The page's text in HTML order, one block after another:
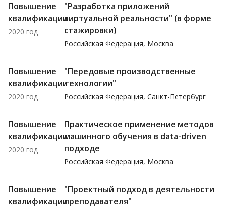
Повышение
квалификации
2020 год
"Разработка приложений
виртуальной реальности" (в форме
стажировки)
Российская Федерация, Москва
Повышение
квалификации
2020 год
"Передовые производственные
технологии"
Российская Федерация, Санкт-Петербург
Повышение
квалификации
2020 год
Практическое применение методов
машинного обучения в data-driven
подходе
Российская Федерация, Москва
Повышение
квалификации
"Проектный подход в деятельности
преподавателя"